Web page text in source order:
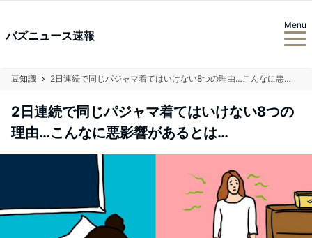
バズニュース速報
Menu
豆知識 2日連続で同じパジャマ着てはいけない8つの理由…こんなに悪影響があるとは…
2日連続で同じパジャマ着てはいけない8つの
理由…こんなに悪影響があるとは…